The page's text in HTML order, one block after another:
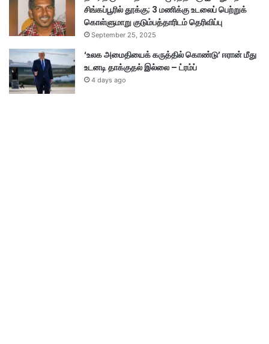
சிங்கப்பூரில் தூக்கு; 3 மணிக்கு உடலைப் பெற்றுக்
கொள்ளுமாறு குடும்பத்தாரிடம் தெரிவிப்பு
September 25, 2025
‘உலக அமைதியைக் கருத்தில் கொண்டு’ ஈரான் மீது
உடனடி தாக்குதல் இல்லை – ட்ரம்ப்
4 days ago